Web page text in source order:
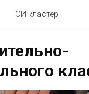
СИ кластер